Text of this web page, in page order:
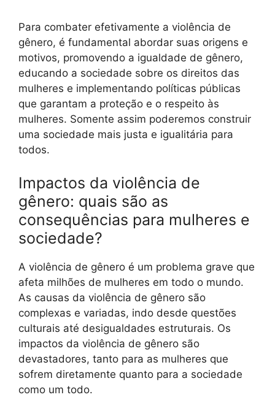
Para combater efetivamente a violência de
gênero, é fundamental abordar suas origens e
motivos, promovendo a igualdade de gênero,
educando a sociedade sobre os direitos das
mulheres e implementando políticas públicas
que garantam a proteção e o respeito às
mulheres. Somente assim poderemos construir
uma sociedade mais justa e igualitária para
todos.
Impactos da violência de
gênero: quais são as
consequências para mulheres e
sociedade?
A violência de gênero é um problema grave que
afeta milhões de mulheres em todo o mundo.
As causas da violência de gênero são
complexas e variadas, indo desde questões
culturais até desigualdades estruturais. Os
impactos da violência de gênero são
devastadores, tanto para as mulheres que
sofrem diretamente quanto para a sociedade
como um todo.